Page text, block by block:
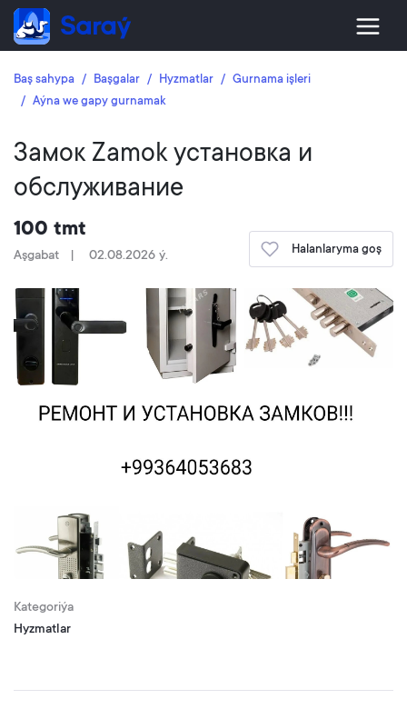
Baş sahypa Başgalar Hyzmatlar
Gurnama işleri
Aýna we gapy gurnamak
Замок Zamok установка и
обслуживание
100 tmt
Aşgabat 02.08.2026 ý. Halanlaryma goş
Kategoriýa
Hyzmatlar